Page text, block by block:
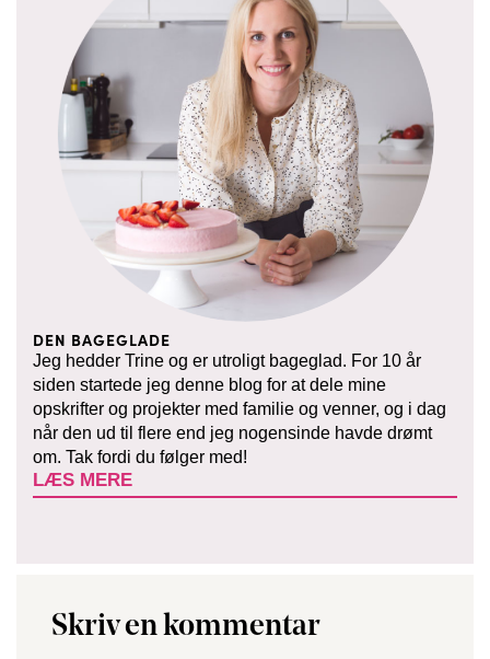
DEN BAGEGLADE
Jeg hedder Trine og er utroligt bageglad. For 10 år
siden startede jeg denne blog for at dele mine
opskrifter og projekter med familie og venner, og i dag
når den ud til flere end jeg nogensinde havde drømt
om. Tak fordi du følger med!
LÆS MERE
Skriv en kommentar